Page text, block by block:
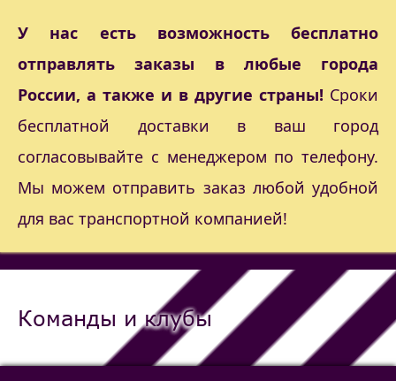
У нас есть возможность бесплатно
отправлять заказы в любые города
России, а также и в другие страны! Сроки
бесплатной доставки в ваш город
согласовывайте с менеджером по телефону.
Мы можем отправить заказ любой удобной
для вас транспортной компанией!
Команды и клубы